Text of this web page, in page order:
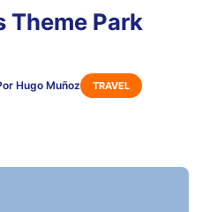
Theme Park
Hugo Muñoz TRAVEL